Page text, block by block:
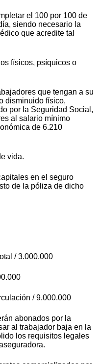
el 100 por 100 de
siendo necesario la
que acredite tal
físicos, psíquicos o
que tengan a su
disminuido físico,
por la Seguridad Social,
al salario mínimo
de 6.210
vida.
en el seguro
de la póliza de dicho
/ 3.000.000
/ 9.000.000
abonados por la
al trabajador baja en la
los requisitos legales